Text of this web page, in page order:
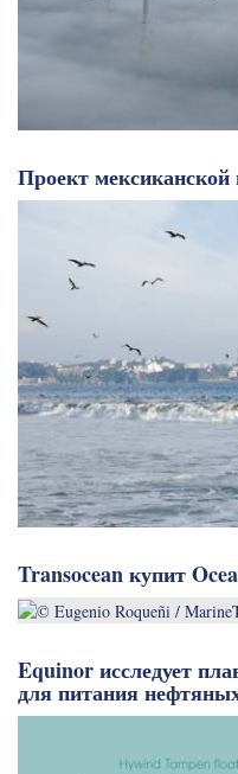
Проект мексиканской
Transocean купит
Equinor исследует
для питания